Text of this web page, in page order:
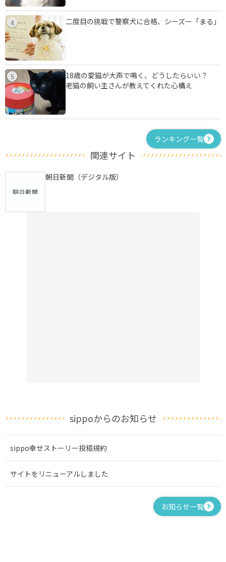
4 二度目の挑戦で警察犬に合格、シーズー「まる」
5
18歳の愛猫が大声で鳴く、どうしたらいい？
老猫の飼い主さんが教えてくれた心構え
ランキング一覧
関連サイト
朝日新聞（デジタル版）
sippoからのお知らせ
sippo幸せストーリー投稿規約
サイトをリニューアルしました
お知らせ一覧